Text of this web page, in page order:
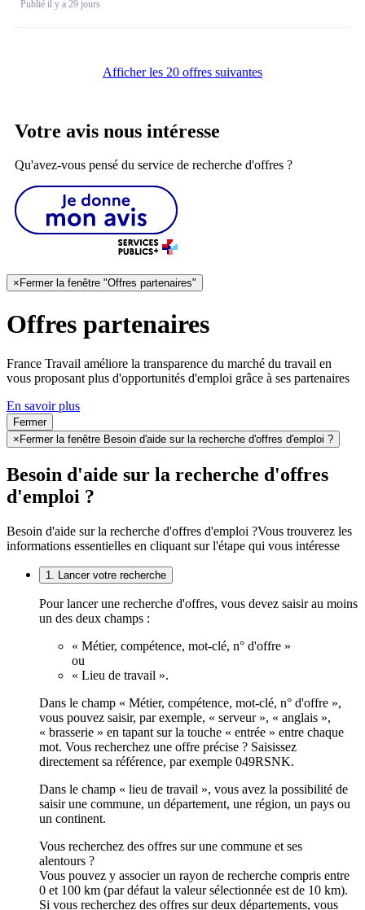
Publié il y a 29 jours
Afficher les 20 offres suivantes
Votre avis nous intéresse
Qu'avez-vous pensé du service de recherche d'offres ?
× Fermer la fenêtre "Offres partenaires"
Offres partenaires
France Travail améliore la transparence du marché du travail en
vous proposant plus d'opportunités d'emploi grâce à ses partenaires
En savoir plus
Fermer
× Fermer la fenêtre Besoin d'aide sur la recherche d'offres d'emploi ?
Besoin d'aide sur la recherche d'offres
d'emploi ?
Besoin d'aide sur la recherche d'offres d'emploi ?Vous trouverez les
informations essentielles en cliquant sur l'étape qui vous intéresse
1. Lancer votre recherche
Pour lancer une recherche d'offres, vous devez saisir au moins
un des deux champs :
« Métier, compétence, mot-clé, n° d'offre »
ou
« Lieu de travail ».
Dans le champ « Métier, compétence, mot-clé, n° d'offre »,
vous pouvez saisir, par exemple, « serveur », « anglais »,
« brasserie » en tapant sur la touche « entrée » entre chaque
mot. Vous recherchez une offre précise ? Saisissez
directement sa référence, par exemple 049RSNK.
Dans le champ « lieu de travail », vous avez la possibilité de
saisir une commune, un département, une région, un pays ou
un continent.
Vous recherchez des offres sur une commune et ses
alentours ?
Vous pouvez y associer un rayon de recherche compris entre
0 et 100 km (par défaut la valeur sélectionnée est de 10 km).
Si vous recherchez des offres sur deux départements, vous